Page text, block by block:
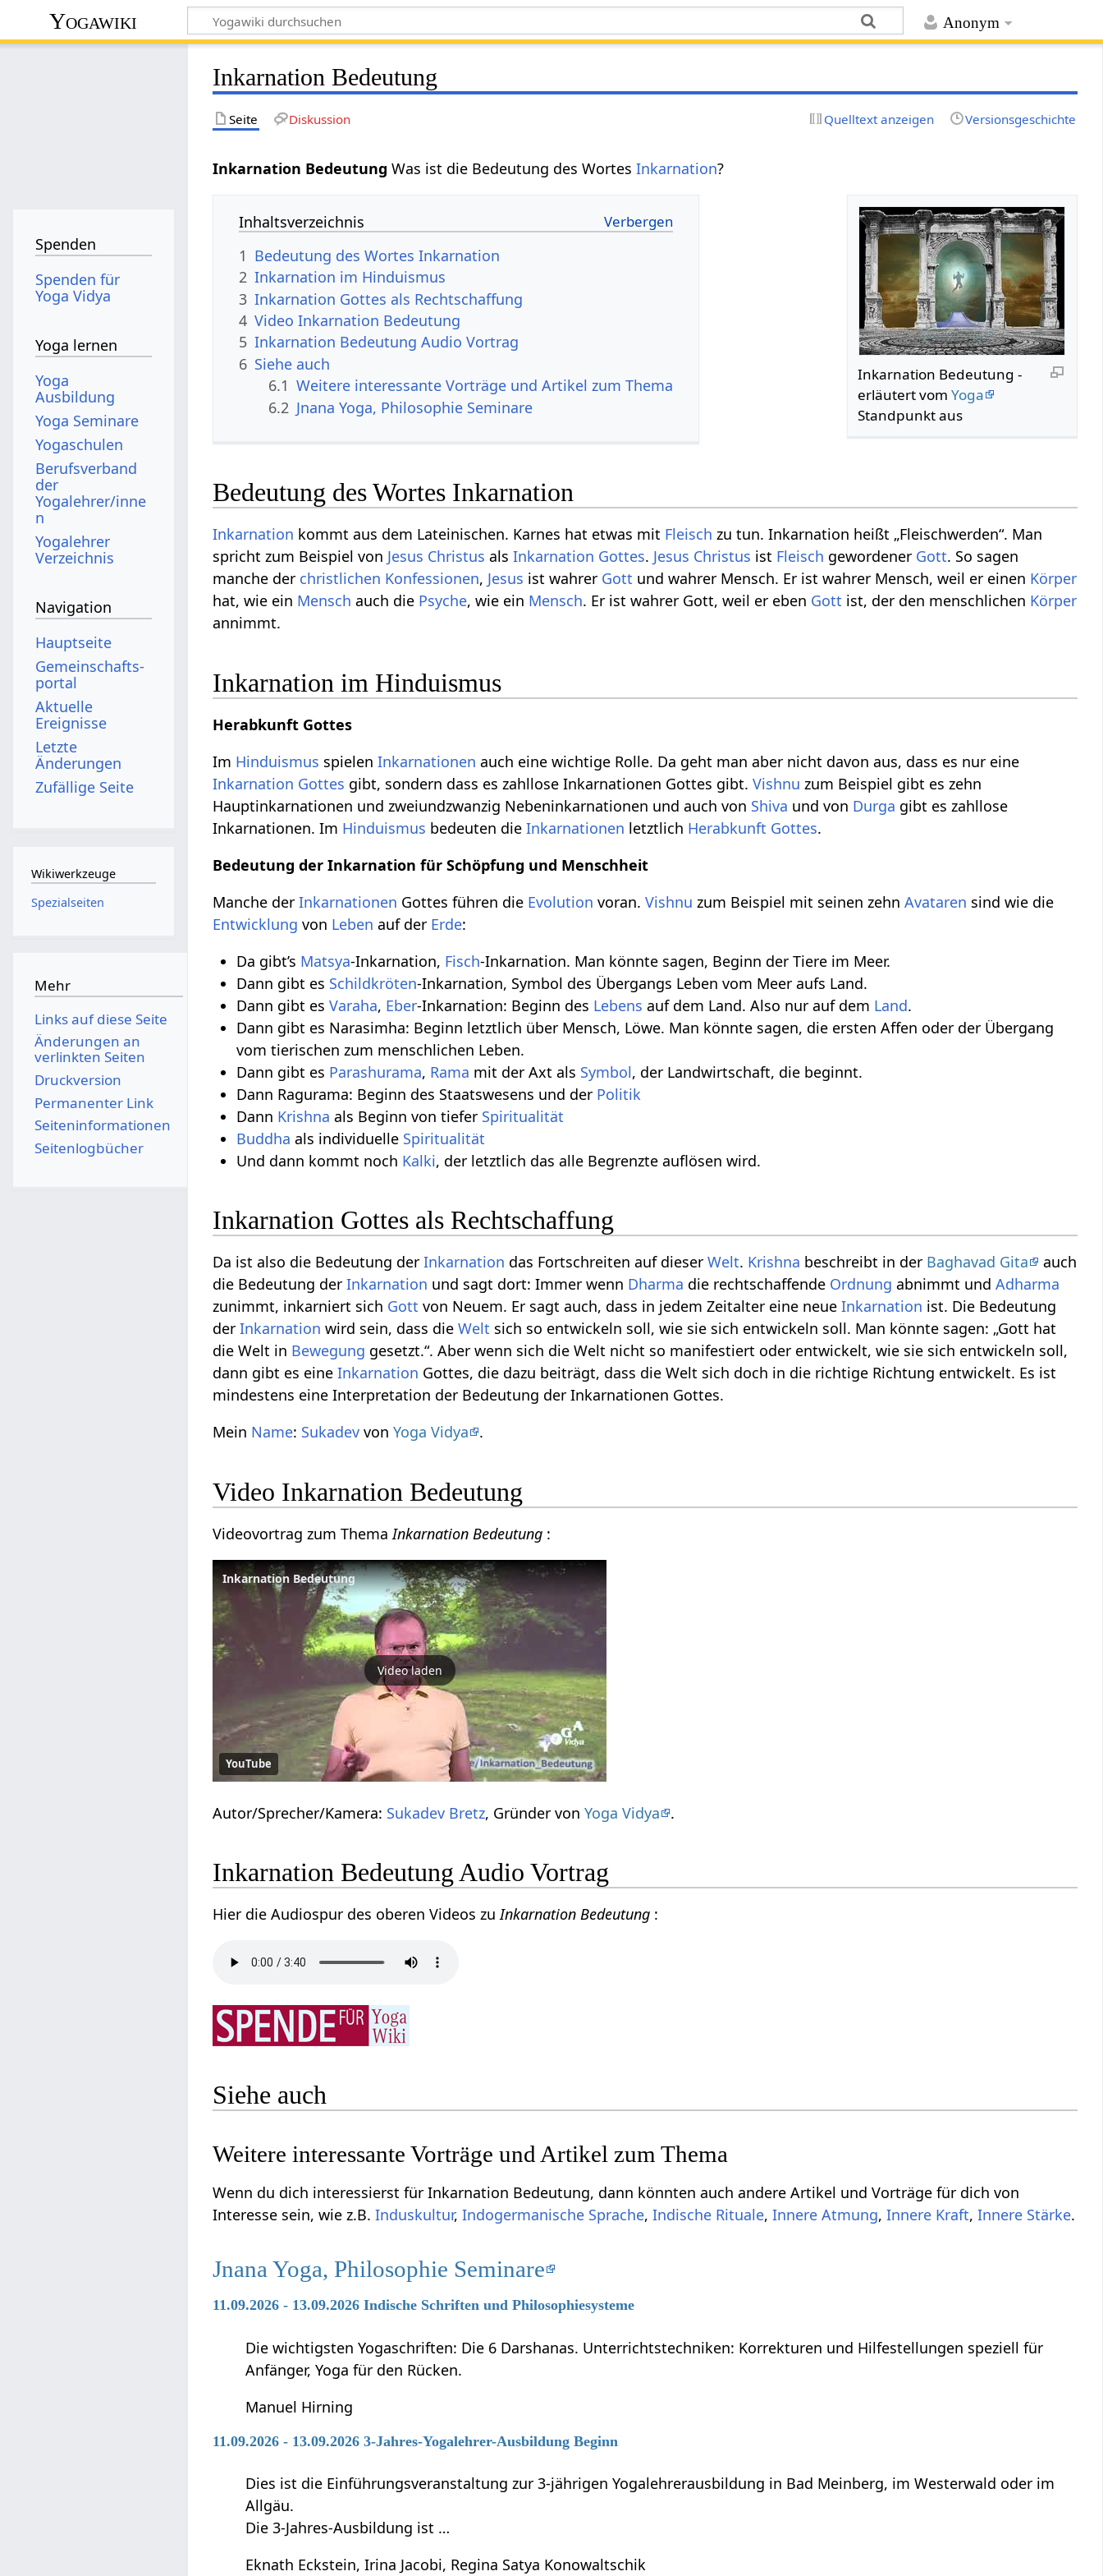
Anonym
Yogawiki
Inkarnation Bedeutung
Seite Diskussion Quelltext anzeigen Versionsgeschichte
Inkarnation BedeutungWas ist die Bedeutung des WortesInkarnation?
Inkarnation Bedeutung -
erläutert vomYoga
Standpunkt aus
Inhaltsverzeichnis
1 Bedeutung des Wortes Inkarnation
2 Inkarnation im Hinduismus
3 Inkarnation Gottes als Rechtschaffung
4 Video Inkarnation Bedeutung
5 Inkarnation Bedeutung Audio Vortrag
6 Siehe auch
6.1 Weitere interessante Vorträge und Artikel zum Thema
6.2 Jnana Yoga, Philosophie Seminare
Bedeutung des Wortes Inkarnation
Inkarnation kommt aus dem Lateinischen. Karnes hat etwas mit Fleisch zu tun. Inkarnation heißt „Fleischwerden“. Man
spricht zum Beispiel von Jesus Christus alsInkarnation Gottes. Jesus Christus ist Fleisch gewordener Gott. So sagen
manche der christlichen Konfessionen, Jesus ist wahrer Gott und wahrer Mensch. Er ist wahrer Mensch, weil er einen Körper
hat, wie ein Mensch auch die Psyche, wie ein Mensch. Er ist wahrer Gott, weil er eben Gott ist, der den menschlichen Körper
annimmt.
Inkarnation im Hinduismus
Herabkunft Gottes
Im Hinduismus spielenInkarnationen auch eine wichtige Rolle. Da geht man aber nicht davon aus, dass es nur eine
Inkarnation Gottes gibt, sondern dass es zahllose Inkarnationen Gottes gibt.Vishnu zum Beispiel gibt es zehn
Hauptinkarnationen und zweiundzwanzig Nebeninkarnationen und auch von Shiva und von Durga gibt es zahllose
Inkarnationen. Im Hinduismus bedeuten dieInkarnationen letztlich Herabkunft Gottes.
Bedeutung der Inkarnation für Schöpfung und Menschheit
Manche derInkarnationen Gottes führen die Evolution voran.Vishnu zum Beispiel mit seinen zehnAvataren sind wie die
Entwicklung von Leben auf der Erde:
Da gibt’s Matsya-Inkarnation, Fisch-Inkarnation. Man könnte sagen, Beginn der Tiere im Meer.
Dann gibt es Schildkröten-Inkarnation, Symbol des Übergangs Leben vom Meer aufs Land.
Dann gibt esVaraha, Eber-Inkarnation: Beginn des Lebens auf dem Land. Also nur auf dem Land.
Dann gibt es Narasimha: Beginn letztlich über Mensch, Löwe. Man könnte sagen, die ersten Affen oder der Übergang
vom tierischen zum menschlichen Leben.
Dann gibt es Parashurama, Rama mit der Axt als Symbol, der Landwirtschaft, die beginnt.
Dann Ragurama: Beginn des Staatswesens und der Politik
Dann Krishna als Beginn von tiefer Spiritualität
Buddha als individuelle Spiritualität
Und dann kommt noch Kalki, der letztlich das alle Begrenzte auflösen wird.
Inkarnation Gottes als Rechtschaffung
Da ist also die Bedeutung derInkarnation das Fortschreiten auf dieserWelt. Krishna beschreibt in der Baghavad Gita
auch
die Bedeutung derInkarnation und sagt dort: Immer wenn Dharma die rechtschaffende Ordnung abnimmt undAdharma
zunimmt, inkarniert sich Gott von Neuem. Er sagt auch, dass in jedem Zeitalter eine neueInkarnation ist. Die Bedeutung
derInkarnation wird sein, dass dieWelt sich so entwickeln soll, wie sie sich entwickeln soll. Man könnte sagen: „Gott hat
die Welt in Bewegung gesetzt.“. Aber wenn sich die Welt nicht so manifestiert oder entwickelt, wie sie sich entwickeln soll,
dann gibt es eineInkarnation Gottes, die dazu beiträgt, dass die Welt sich doch in die richtige Richtung entwickelt. Es ist
mindestens eine Interpretation der Bedeutung der Inkarnationen Gottes.
Mein Name: Sukadev vonYoga Vidya .
Video Inkarnation Bedeutung
Videovortrag zum Thema Inkarnation Bedeutung :
Inkarnation Bedeutung
Video laden
YouTube
Autor/Sprecher/Kamera: Sukadev Bretz, Gründer vonYoga Vidya .
Inkarnation Bedeutung Audio Vortrag
Hier die Audiospur des oberen Videos zuInkarnation Bedeutung :
Siehe auch
Weitere interessante Vorträge und Artikel zum Thema
Wenn du dich interessierst für Inkarnation Bedeutung, dann könnten auch andere Artikel und Vorträge für dich von
Interesse sein, wie z.B.Induskultur,Indogermanische Sprache,Indische Rituale,Innere Atmung,Innere Kraft,Innere Stärke.
Jnana Yoga, Philosophie Seminare
11.09.2026 - 13.09.2026 Indische Schriften und Philosophiesysteme
Die wichtigsten Yogaschriften: Die 6 Darshanas. Unterrichtstechniken: Korrekturen und Hilfestellungen speziell für
Anfänger, Yoga für den Rücken.
Manuel Hirning
11.09.2026 - 13.09.2026 3-Jahres-Yogalehrer-Ausbildung Beginn
Dies ist die Einführungsveranstaltung zur 3-jährigen Yogalehrerausbildung in Bad Meinberg, im Westerwald oder im
Allgäu.
Die 3-Jahres-Ausbildung ist …
Eknath Eckstein, Irina Jacobi, Regina Satya Konowaltschik
Spenden
Spenden für
Yoga Vidya
Yoga lernen
Yoga
Ausbildung
Yoga Seminare
Yogaschulen
Berufsverband
der
Yogalehrer/inne
n
Yogalehrer
Verzeichnis
Navigation
Hauptseite
Gemeinschafts­
portal
Aktuelle
Ereignisse
Letzte
Änderungen
Zufällige Seite
Wikiwerkzeuge
Spezialseiten
Mehr
Links auf diese Seite
Änderungen an
verlinkten Seiten
Druckversion
Permanenter Link
Seiten­­informationen
Seitenlogbücher